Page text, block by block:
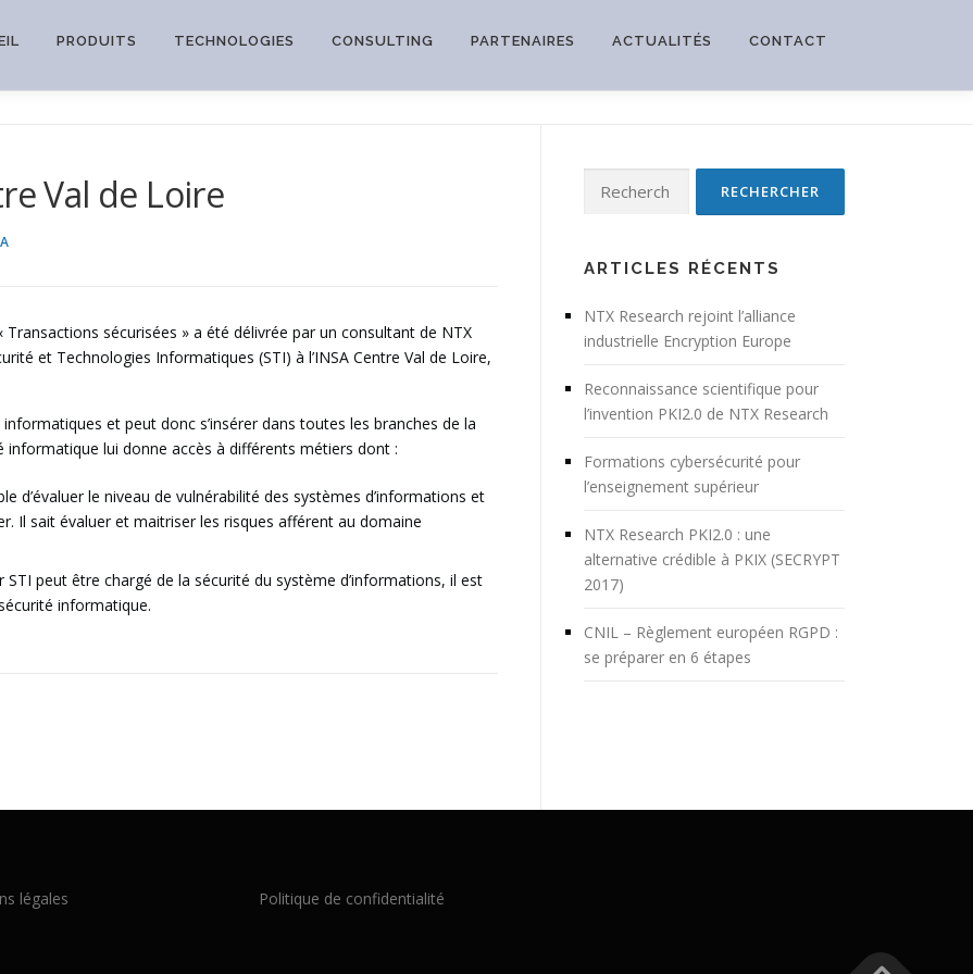
PRODUITS TECHNOLOGIES CONSULTING PARTENAIRES ACTUALITÉS CONTACT
Val de Loire
sécurisées » a été délivrée par un consultant de NTX
et Technologies Informatiques (STI) à l’INSA Centre Val de Loire,
et peut donc s’insérer dans toutes les branches de la
informatique lui donne accès à différents métiers dont :
d’évaluer le niveau de vulnérabilité des systèmes d’informations et
Il sait évaluer et maitriser les risques afférent au domaine
STI peut être chargé de la sécurité du système d’informations, il est
informatique.
ARTICLES RÉCENTS
NTX Research rejoint l’alliance
industrielle Encryption Europe
Reconnaissance scientifique pour
l’invention PKI2.0 de NTX Research
Formations cybersécurité pour
l’enseignement supérieur
NTX Research PKI2.0 : une
alternative crédible à PKIX (SECRYPT
2017)
CNIL – Règlement européen RGPD :
se préparer en 6 étapes
légales Politique de confidentialité